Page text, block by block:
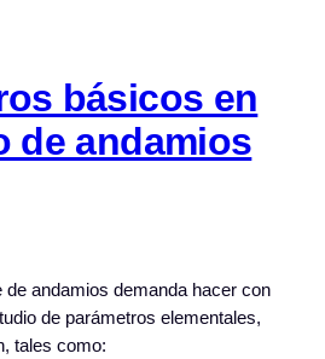
básicos en
de andamios
de andamios demanda hacer con
de parámetros elementales,
tales como: